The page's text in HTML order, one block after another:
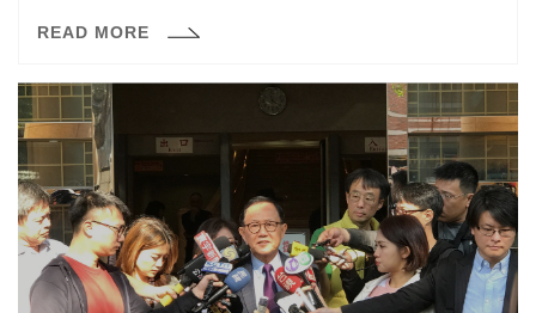
檢察官認為監委因為自身的政治立場，不滿自己認定林滄
職權。
READ MORE